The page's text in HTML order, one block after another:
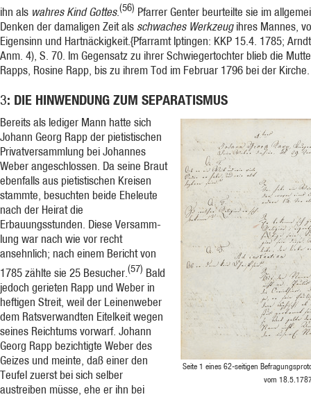
ihn als wahres Kind Gottes.(56) Pfarrer Genter beurteilte sie im
Denken der damaligen Zeit als schwaches Werkzeugihres Mannes,
Eigensinn und Hartnäckigkeit.{Pfarramt Iptingen: KKP 15.4. 1785;
Anm. 4), S. 70. Im Ge­gensatz zu ihrer Schwiegertochter blieb die
Rapps, Rosine Rapp, bis zu ihrem Tod im Februar 1796 bei der Kirche.
3: DIE HINWENDUNG ZUM SEPARATISMUS
Seite 1 eines 62-seitigen
vom
Bereits als lediger Mann hatte sich
Johann Georg Rapp der pietistischen
Privatversammlung bei Johannes
Weber angeschlossen. Da seine Braut
ebenfalls aus pietistischen Kreisen
stammte, besuchten beide Eheleute
nach der Heirat die
Erbauungsstunden. Diese Versamm­
lung war nach wie vor recht
ansehnlich; nach einem Bericht von
1785 zählte sie 25 Besu­cher. (57) Bald
jedoch gerieten Rapp und Weber in
heftigen Streit, weil der Leinenweber
dem Ratsverwandten Eitelkeit wegen
seines Reichtums vorwarf. Johann
Georg Rapp bezichtigte Weber des
Geizes und meinte, daß einer den
Teufel zuerst bei sich selber
austreiben müsse, ehe er ihn bei